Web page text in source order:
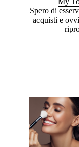
Spero di
acquisti e